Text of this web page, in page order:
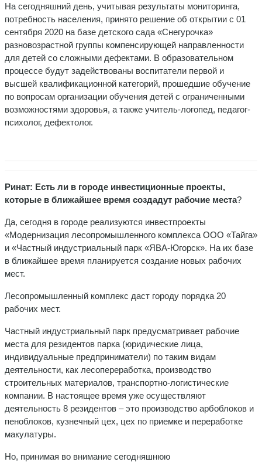
На сегодняшний день, учитывая результаты мониторинга,
потребность населения, принято решение об открытии с 01
сентября 2020 на базе детского сада «Снегурочка»
разновозрастной группы компенсирующей направленности
для детей со сложными дефектами. В образовательном
процессе будут задействованы воспитатели первой и
высшей квалификационной категорий, прошедшие обучение
по вопросам организации обучения детей с ограниченными
возможностями здоровья, а также учитель-логопед, педагог-
психолог, дефектолог.
Ринат: Есть ли в городе инвестиционные проекты,
которые в ближайшее время создадут рабочие места?
Да, сегодня в городе реализуются инвестпроекты
«Модернизация лесопромышленного комплекса ООО «Тайга»
и «Частный индустриальный парк «ЯВА-Югорск». На их базе
в ближайшее время планируется создание новых рабочих
мест.
Лесопромышленный комплекс даст городу порядка 20
рабочих мест.
Частный индустриальный парк предусматривает рабочие
места для резидентов парка (юридические лица,
индивидуальные предприниматели) по таким видам
деятельности, как лесопереработка, производство
строительных материалов, транспортно-логистические
компании. В настоящее время уже осуществляют
деятельность 8 резидентов – это производство арбоблоков и
пеноблоков, кузнечный цех, цех по приемке и переработке
макулатуры.
Но, принимая во внимание сегодняшнюю